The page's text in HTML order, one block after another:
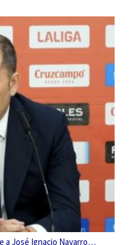
a José Ignacio Navarro…